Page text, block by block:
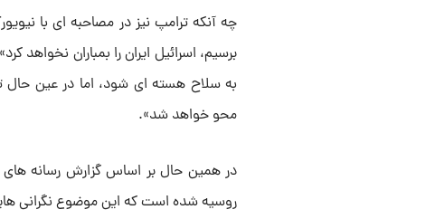
چه آنکه ترامپ نیز در مصاحبه ای با
برسیم، اسرائیل ایران را بمباران نخواهد
به سلاح هسته ای شود، اما در عین حال
محو خواهد شد».
در همین حال بر اساس گزارش رسانه های
روسیه شده است که این موضوع نگرانی هایی